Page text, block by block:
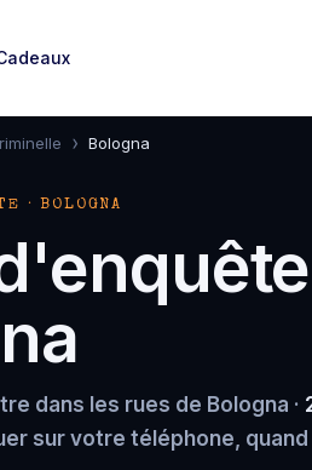
› Bologna
· BOLOGNA
dans les rues de Bologna ·
sur votre téléphone,